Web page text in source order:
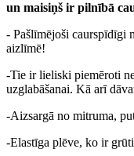
un maisiņš ir pilnībā
- Pašlīmējoši caurspīdīgi
aizlīmē!
-Tie ir lieliski piemēroti
uzglabāšanai. Kā arī
-Aizsargā no mitruma,
-Elastīga plēve, ko ir